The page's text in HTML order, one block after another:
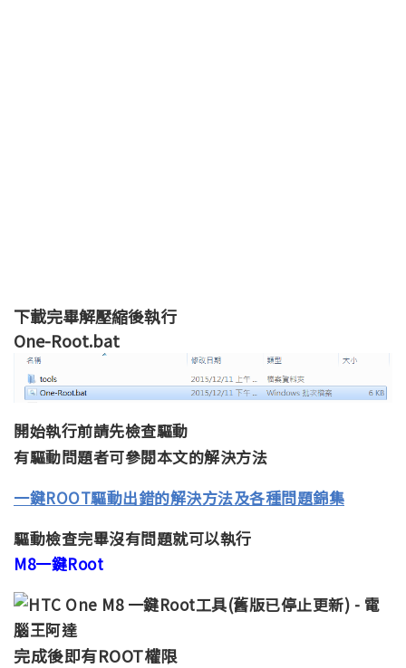
下載完畢解壓縮後執行
One-Root.bat
開始執行前請先檢查驅動
有驅動問題者可參閱本文的解決方法
一鍵ROOT驅動出錯的解決方法及各種問題錦集
驅動檢查完畢沒有問題就可以執行
M8一鍵Root
完成後即有ROOT權限